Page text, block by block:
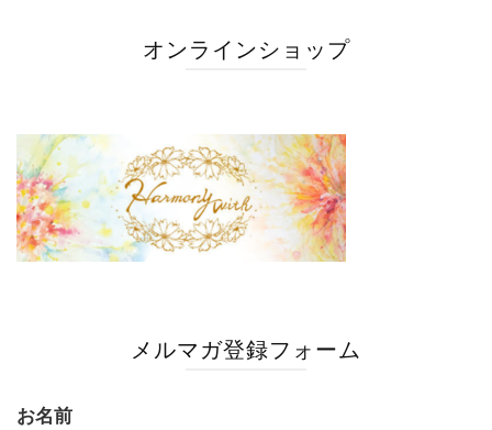
オンラインショップ
メルマガ登録フォーム
お名前